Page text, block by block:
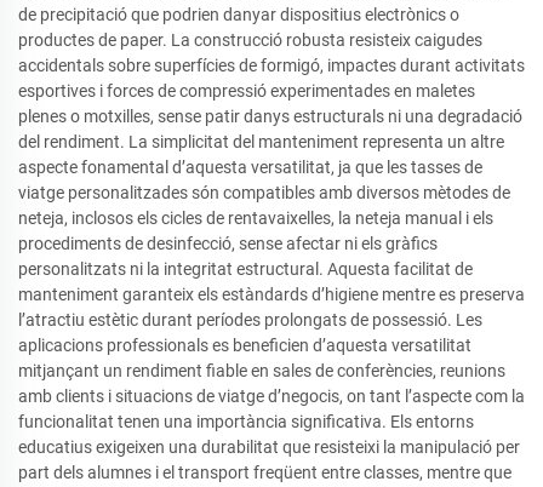
de precipitació que podrien danyar dispositius electrònics o
productes de paper. La construcció robusta resisteix caigudes
accidentals sobre superfícies de formigó, impactes durant activitats
esportives i forces de compressió experimentades en maletes
plenes o motxilles, sense patir danys estructurals ni una degradació
del rendiment. La simplicitat del manteniment representa un altre
aspecte fonamental d’aquesta versatilitat, ja que les tasses de
viatge personalitzades són compatibles amb diversos mètodes de
neteja, inclosos els cicles de rentavaixelles, la neteja manual i els
procediments de desinfecció, sense afectar ni els gràfics
personalitzats ni la integritat estructural. Aquesta facilitat de
manteniment garanteix els estàndards d’higiene mentre es preserva
l’atractiu estètic durant períodes prolongats de possessió. Les
aplicacions professionals es beneficien d’aquesta versatilitat
mitjançant un rendiment fiable en sales de conferències, reunions
amb clients i situacions de viatge d’negocis, on tant l’aspecte com la
funcionalitat tenen una importància significativa. Els entorns
educatius exigeixen una durabilitat que resisteixi la manipulació per
part dels alumnes i el transport freqüent entre classes, mentre que